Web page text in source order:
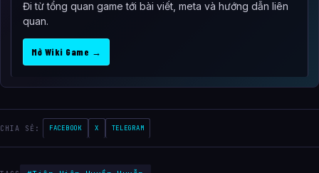
Đi từ tổng quan game tới bài viết, meta và hướng dẫn liên
quan.
Mở Wiki Game →
CHIA SẺ: FACEBOOK X TELEGRAM